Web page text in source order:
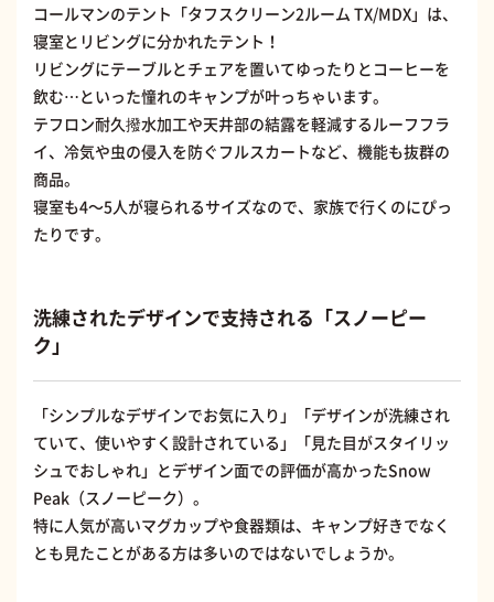
コールマンのテント「タフスクリーン2ルーム TX/MDX」は、
寝室とリビングに分かれたテント！
リビングにテーブルとチェアを置いてゆったりとコーヒーを
飲む…といった憧れのキャンプが叶っちゃいます。
テフロン耐久撥水加工や天井部の結露を軽減するルーフフラ
イ、冷気や虫の侵入を防ぐフルスカートなど、機能も抜群の
商品。
寝室も4〜5人が寝られるサイズなので、家族で行くのにぴっ
たりです。
洗練されたデザインで支持される「スノーピー
ク」
「シンプルなデザインでお気に入り」「デザインが洗練され
ていて、使いやすく設計されている」「見た目がスタイリッ
シュでおしゃれ」とデザイン面での評価が高かったSnow
Peak（スノーピーク）。
特に人気が高いマグカップや食器類は、キャンプ好きでなく
とも見たことがある方は多いのではないでしょうか。